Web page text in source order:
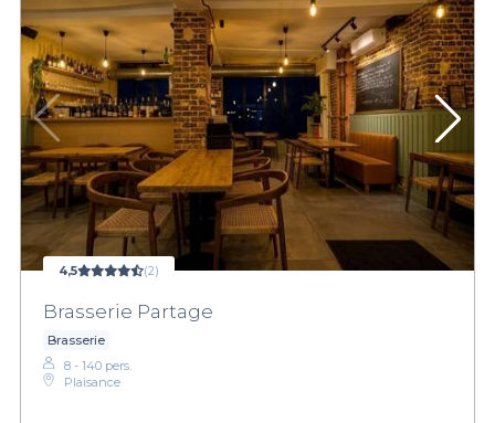
4,5 (2)
Brasserie Partage
Brasserie
8 - 140 pers.
Plaisance